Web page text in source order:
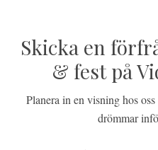
Skicka en
& fest på
Planera in en visning hos
drömmar